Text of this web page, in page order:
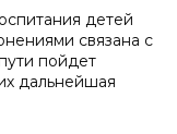
детей
связана с
пойдет
дальнейшая